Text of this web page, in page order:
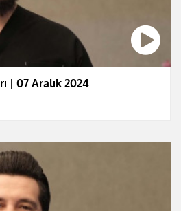
| 07 Aralık 2024